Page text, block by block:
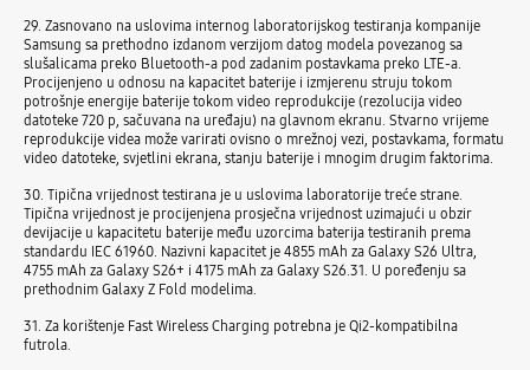
29. Zasnovano na uslovima internog laboratorijskog testiranja kompanije
Samsung sa prethodno izdanom verzijom datog modela povezanog sa
slušalicama preko Bluetooth-a pod zadanim postavkama preko LTE-a.
Procijenjeno u odnosu na kapacitet baterije i izmjerenu struju tokom
potrošnje energije baterije tokom video reprodukcije (rezolucija video
datoteke 720 p, sačuvana na uređaju) na glavnom ekranu. Stvarno vrijeme
reprodukcije videa može varirati ovisno o mrežnoj vezi, postavkama, formatu
video datoteke, svjetlini ekrana, stanju baterije i mnogim drugim faktorima.
30. Tipična vrijednost testirana je u uslovima laboratorije treće strane.
Tipična vrijednost je procijenjena prosječna vrijednost uzimajući u obzir
devijacije u kapacitetu baterije među uzorcima baterija testiranih prema
standardu IEC 61960. Nazivni kapacitet je 4855 mAh za Galaxy S26 Ultra,
4755 mAh za Galaxy S26+ i 4175 mAh za Galaxy S26.31. U poređenju sa
prethodnim Galaxy Z Fold modelima.
31. Za korištenje Fast Wireless Charging potrebna je Qi2-kompatibilna
futrola.